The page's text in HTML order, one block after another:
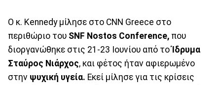
Ο κ. Kennedy μίλησε στο CNN Greece στο
περιθώριο του SNF Nostos Conference, που
διοργανώθηκε στις 21-23 Ιουνίου από τοΊδρυμα
Σταύρος Νιάρχος, και φέτος ήταν αφιερωμένο
στην ψυχική υγεία. Εκεί μίλησε για τις κρίσεις